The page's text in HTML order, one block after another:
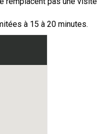
à 15 à 20 minutes.